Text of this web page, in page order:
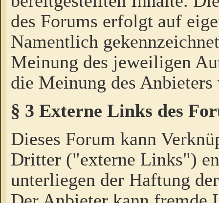
des Forums erfolgt auf
Namentlich
Meinung des jeweiligen
die Meinung des Anbieters
§ 3 Externe Links des
Dieses Forum kann
Dritter ("externe Links")
unterliegen der Haftung